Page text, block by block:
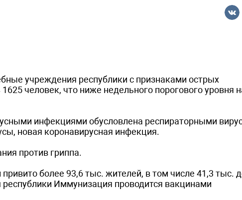
учреждения республики с признаками острых
человек, что ниже недельного порогового уровня
инфекциями обусловлена респираторными
новая коронавирусная инфекция.
против гриппа.
более 93,6 тыс. жителей, в том числе 41,3 тыс.
республики Иммунизация проводится вакцинами